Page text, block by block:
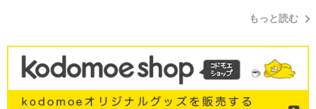
もっと読む